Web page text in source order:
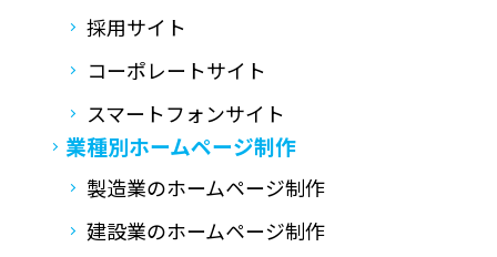
採用サイト
コーポレートサイト
スマートフォンサイト
業種別ホームページ制作
製造業のホームページ制作
建設業のホームページ制作